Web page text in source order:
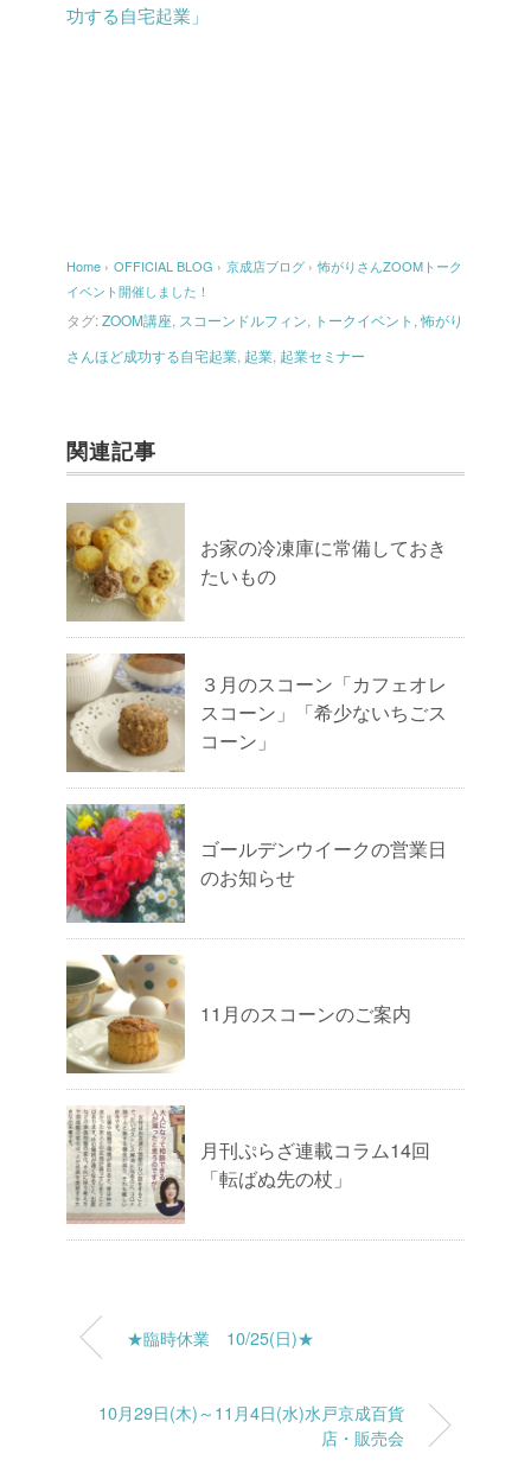
功する自宅起業」
Home › OFFICIAL BLOG › 京成店ブログ › 怖がりさんZOOMトーク
イベント開催しました！
タグ:ZOOM講座 スコーンドルフィン トークイベント ,怖がり
さんほど成功する自宅起業 起業 起業セミナー
関連記事
お家の冷凍庫に常備しておき
たいもの
３月のスコーン「カフェオレ
スコーン」「希少ないちごス
コーン」
ゴールデンウイークの営業日
のお知らせ
11月のスコーンのご案内
月刊ぷらざ連載コラム14回
「転ばぬ先の杖」
★臨時休業 10/25(日)★
10月29日(木)～11月4日(水)水戸京成百貨
店・販売会